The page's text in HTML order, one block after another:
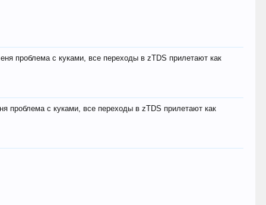
проблема с куками, все переходы в zTDS прилетают как
проблема с куками, все переходы в zTDS прилетают как